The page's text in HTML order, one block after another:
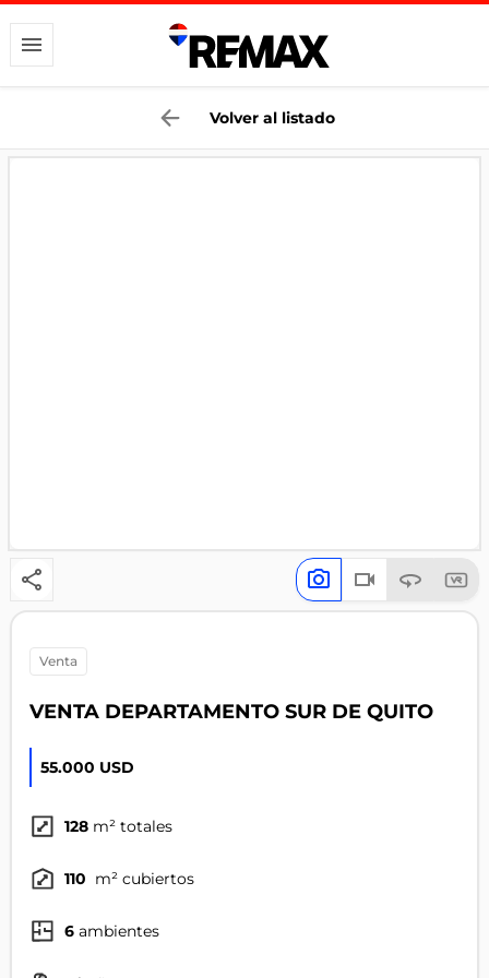
Volver al listado
venta
VENTA DEPARTAMENTO SUR DE QUITO
55.000 USD
128 m² totales
110 m² cubiertos
6 ambientes